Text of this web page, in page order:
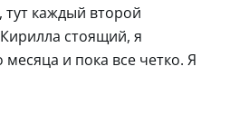
тут каждый второй
стоящий, я
и пока все четко. Я